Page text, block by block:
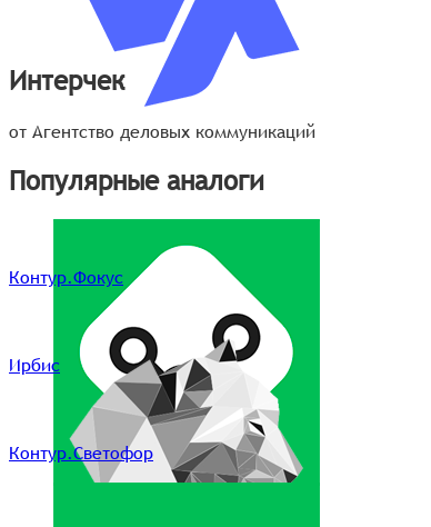
Интерчек
от Агентство деловых коммуникаций
Популярные аналоги
Контур.Фокус
Ирбис
Контур.Светофор